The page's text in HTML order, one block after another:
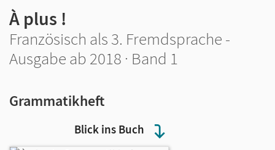
Blick ins Buch
À plus !
Französisch als 3. Fremdsprache -
Ausgabe ab 2018 · Band 1
Grammatikheft